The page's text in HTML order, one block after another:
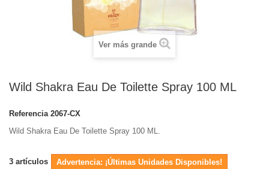
Ver más grande
Wild Shakra Eau De Toilette Spray 100 ML
Referencia 2067-CX
Wild Shakra Eau De Toilette Spray 100 ML.
3 artículos Advertencia: ¡Últimas Unidades Disponibles!